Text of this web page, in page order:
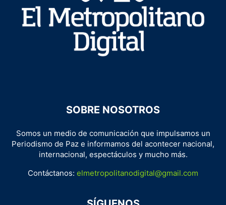
SOBRE NOSOTROS
Somos un medio de comunicación que impulsamos un
Periodismo de Paz e informamos del acontecer nacional,
internacional, espectáculos y mucho más.
Contáctanos: elmetropolitanodigital@gmail.com